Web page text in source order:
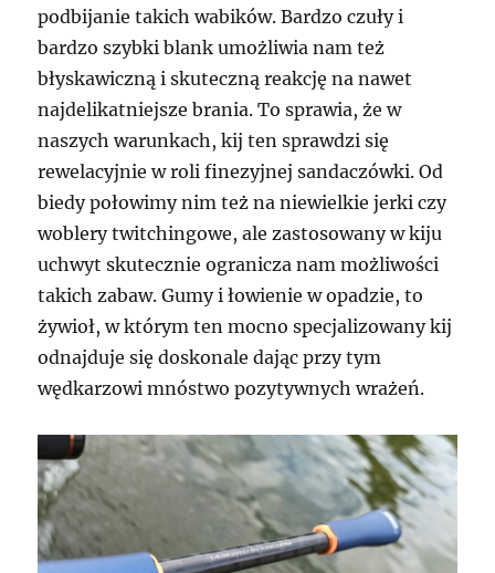
podbijanie takich wabików. Bardzo czuły i
bardzo szybki blank umożliwia nam też
błyskawiczną i skuteczną reakcję na nawet
najdelikatniejsze brania. To sprawia, że w
naszych warunkach, kij ten sprawdzi się
rewelacyjnie w roli finezyjnej sandaczówki. Od
biedy połowimy nim też na niewielkie jerki czy
woblery twitchingowe, ale zastosowany w kiju
uchwyt skutecznie ogranicza nam możliwości
takich zabaw. Gumy i łowienie w opadzie, to
żywioł, w którym ten mocno specjalizowany kij
odnajduje się doskonale dając przy tym
wędkarzowi mnóstwo pozytywnych wrażeń.